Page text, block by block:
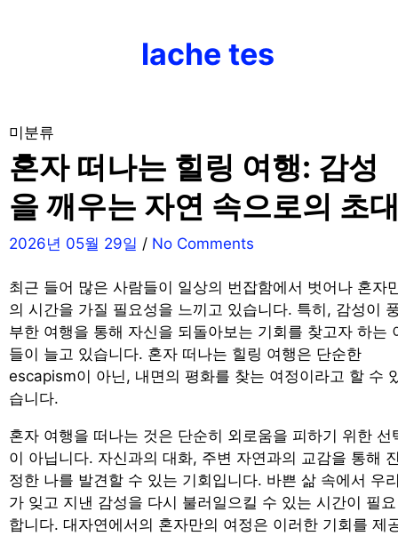
lache tes
미분류
혼자 떠나는 힐링 여행: 감성
을 깨우는 자연 속으로의 초
2026년 05월 29일 / No Comments
최근 들어 많은 사람들이 일상의 번잡함에서 벗어나 혼자
의 시간을 가질 필요성을 느끼고 있습니다. 특히, 감성이
부한 여행을 통해 자신을 되돌아보는 기회를 찾고자 하는
들이 늘고 있습니다. 혼자 떠나는 힐링 여행은 단순한
escapism이 아닌, 내면의 평화를 찾는 여정이라고 할 수
습니다.
혼자 여행을 떠나는 것은 단순히 외로움을 피하기 위한 선
이 아닙니다. 자신과의 대화, 주변 자연과의 교감을 통해
정한 나를 발견할 수 있는 기회입니다. 바쁜 삶 속에서 우
가 잊고 지낸 감성을 다시 불러일으킬 수 있는 시간이 필요
합니다. 대자연에서의 혼자만의 여정은 이러한 기회를 제